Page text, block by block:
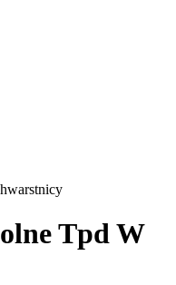
Tpd W